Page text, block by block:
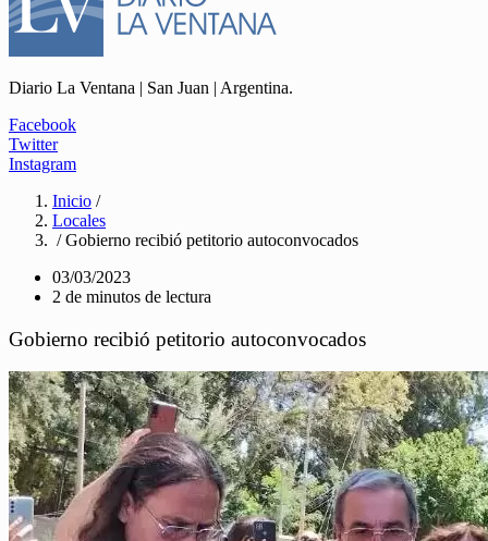
Diario La Ventana | San Juan | Argentina.
Facebook
Twitter
Instagram
Inicio /
Locales
/ Gobierno recibió petitorio autoconvocados
03/03/2023
2 de minutos de lectura
Gobierno recibió petitorio autoconvocados